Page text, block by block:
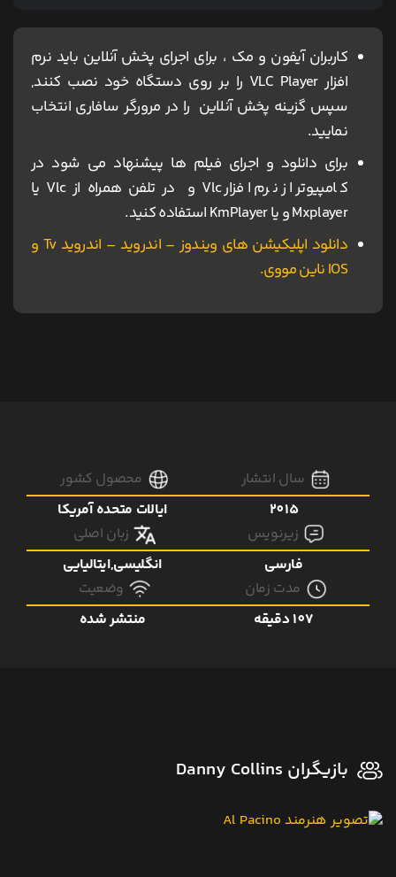
کاربران آیفون و مک ، برای اجرای پخش آنلاین باید نرم
افزار VLC Player را بر روی دستگاه خود نصب کنند,
سپس گزینه پخش آنلاین را در مرورگر سافاری انتخاب
نمایید.
برای دانلود و اجرای فیلم ها پیشنهاد می شود در
کامپیوتر از نرم افزار Vlc و در تلفن همراه از Vlc یا
Mxplayer و یا KmPlayer استفاده کنید.
دانلود اپلیکیشن های ویندوز – اندروید – اندروید Tv و
IOS ناین مووی.
سال انتشار
2015
محصول کشور
ایالات متحده آمریکا
زیرنویس
فارسی
زبان اصلی
انگلیسی,ایتالیایی
مدت زمان
107 دقیقه
وضعیت
منتشر شده
بازیگران Danny Collins